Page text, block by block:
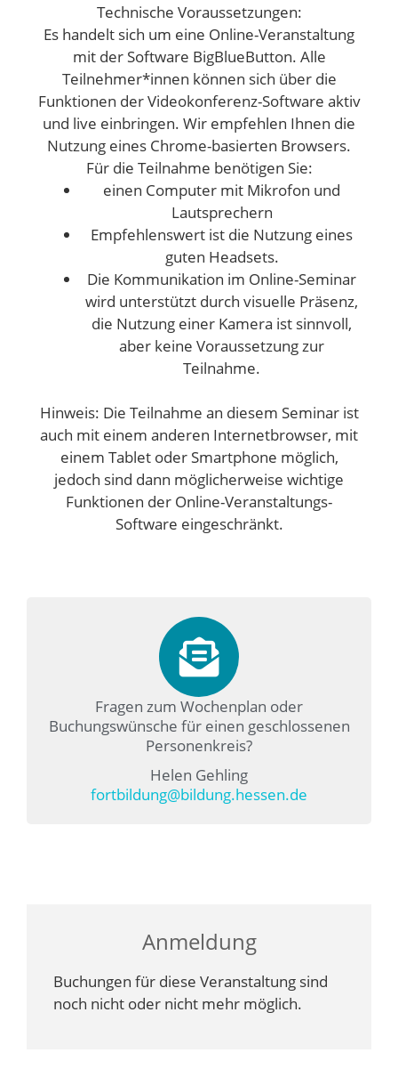
Technische Voraussetzungen:
Es handelt sich um eine Online-Veranstaltung
mit der Software BigBlueButton. Alle
Teilnehmer*innen können sich über die
Funktionen der Videokonferenz-Software aktiv
und live einbringen. Wir empfehlen Ihnen die
Nutzung eines Chrome-basierten Browsers.
Für die Teilnahme benötigen Sie:
einen Computer mit Mikrofon und
Lautsprechern
Empfehlenswert ist die Nutzung eines
guten Headsets.
Die Kommunikation im Online-Seminar
wird unterstützt durch visuelle Präsenz,
die Nutzung einer Kamera ist sinnvoll,
aber keine Voraussetzung zur
Teilnahme.
Hinweis: Die Teilnahme an diesem Seminar ist
auch mit einem anderen Internetbrowser, mit
einem Tablet oder Smartphone möglich,
jedoch sind dann möglicherweise wichtige
Funktionen der Online-Veranstaltungs-
Software eingeschränkt.
Fragen zum Wochenplan oder
Buchungswünsche für einen geschlossenen
Personenkreis?
Helen Gehling
fortbildung@bildung.hessen.de
Anmeldung
Buchungen für diese Veranstaltung sind
noch nicht oder nicht mehr möglich.